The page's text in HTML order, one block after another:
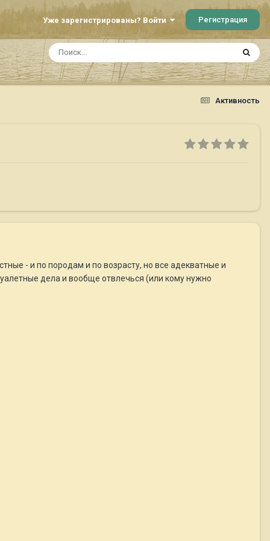
Уже зарегистрированы? Войти Регистрация
Активность
- и по породам и по возрасту, но все адекватные и
дела и вообще отвлечься (или кому нужно